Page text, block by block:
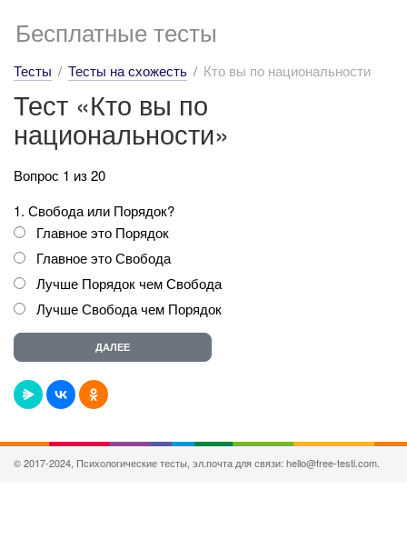
Бесплатные тесты
Тесты Тесты на схожесть Кто вы по национальности
Тест «Кто вы по
национальности»
Вопрос 1 из 20
1. Свобода или Порядок?
Главное это Порядок
Главное это Свобода
Лучше Порядок чем Свобода
Лучше Свобода чем Порядок
© 2017-2024, Психологические тесты, эл.почта для связи: hello@free-testi.com.